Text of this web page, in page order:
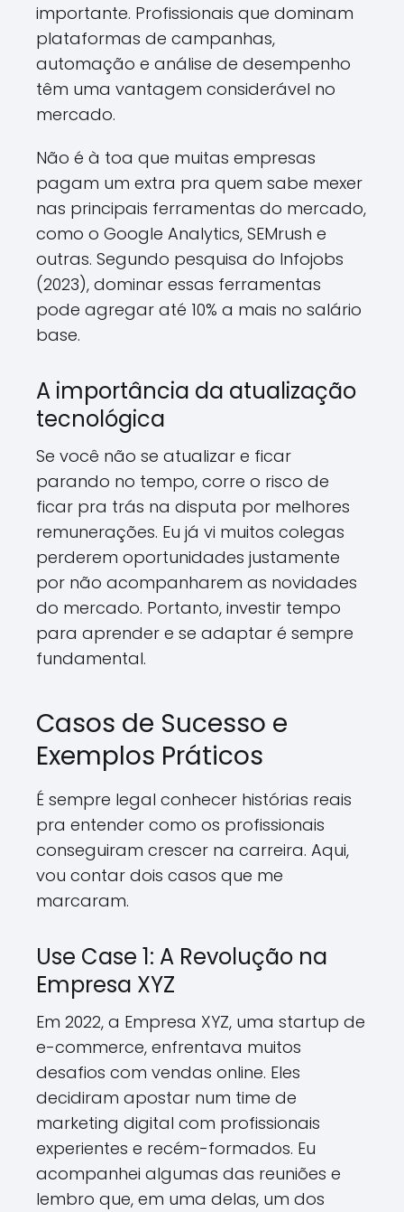
importante. Profissionais que dominam
plataformas de campanhas,
automação e análise de desempenho
têm uma vantagem considerável no
mercado.
Não é à toa que muitas empresas
pagam um extra pra quem sabe mexer
nas principais ferramentas do mercado,
como o Google Analytics, SEMrush e
outras. Segundo pesquisa do Infojobs
(2023), dominar essas ferramentas
pode agregar até 10% a mais no salário
base.
A importância da atualização
tecnológica
Se você não se atualizar e ficar
parando no tempo, corre o risco de
ficar pra trás na disputa por melhores
remunerações. Eu já vi muitos colegas
perderem oportunidades justamente
por não acompanharem as novidades
do mercado. Portanto, investir tempo
para aprender e se adaptar é sempre
fundamental.
Casos de Sucesso e
Exemplos Práticos
É sempre legal conhecer histórias reais
pra entender como os profissionais
conseguiram crescer na carreira. Aqui,
vou contar dois casos que me
marcaram.
Use Case 1: A Revolução na
Empresa XYZ
Em 2022, a Empresa XYZ, uma startup de
e-commerce, enfrentava muitos
desafios com vendas online. Eles
decidiram apostar num time de
marketing digital com profissionais
experientes e recém-formados. Eu
acompanhei algumas das reuniões e
lembro que, em uma delas, um dos